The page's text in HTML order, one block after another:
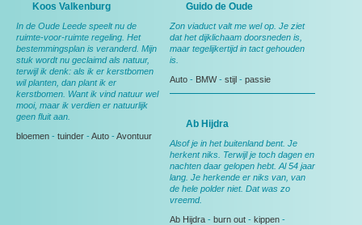
Koos Valkenburg
In de Oude Leede speelt nu de
ruimte-voor-ruimte regeling. Het
bestemmingsplan is veranderd. Mijn
stuk wordt nu geclaimd als natuur,
terwijl ik denk: als ik er kerstbomen
wil planten, dan plant ik er
kerstbomen. Want ik vind natuur wel
mooi, maar ik verdien er natuurlijk
geen fluit aan.
bloemen - tuinder -Auto -Avontuur
Guido de Oude
Zon viaduct valt me wel op. Je ziet
dat het dijklichaam doorsneden is,
maar tegelijkertijd in tact gehouden
is.
Auto - BMW- stijl - passie
Ab Hijdra
Alsof je in het buitenland bent. Je
herkent niks. Terwijl je toch dagen en
nachten daar gelopen hebt. Al 54 jaar
lang. Je herkende er niks van, van
de hele polder niet. Dat was zo
vreemd.
Ab Hijdra - burn out - kippen -